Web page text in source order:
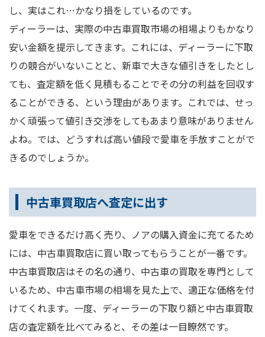
し、実はこれ…かなり損をしているのです。
ディーラーは、実際の中古車買取市場の相場よりもかなり
安い金額を提示してきます。これには、ディーラーに下取
りの競合がいないことと、新車で大きな値引きをしたとし
ても、査定額を低く見積もることでその分の利益を回収す
ることができる、という理由があります。これでは、せっ
かく頑張って値引き交渉をしてもあまり意味がありません
よね。では、どうすれば高い値段で愛車を手放すことがで
きるのでしょうか。
中古車買取店へ査定に出す
愛車をできるだけ高く売り、ノアの購入資金に充てるため
には、中古車買取店に買い取ってもらうことが一番です。
中古車買取店はその名の通り、中古車の買取を専門として
いるため、中古車市場の相場を見た上で、適正な価格を付
けてくれます。一度、ディーラーの下取り額と中古車買取
店の査定額を比べてみると、その差は一目瞭然です。